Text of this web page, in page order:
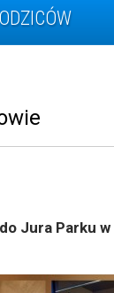
Jura Parku